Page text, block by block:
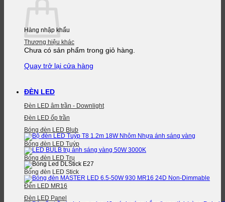
Chưa có sản phẩm trong giỏ hàng.
Quay trở lại cửa hàng
Hàng nhập khẩu
Thương hiệu khác
ĐÈN LED
Đèn LED âm trần - Downlight
Đèn LED ốp trần
Bóng đèn LED Blub
Bóng đèn LED Tuýp
Bóng đèn LED Trụ
Bóng đèn LED Stick
Đèn LED MR16
Đèn LED Panel